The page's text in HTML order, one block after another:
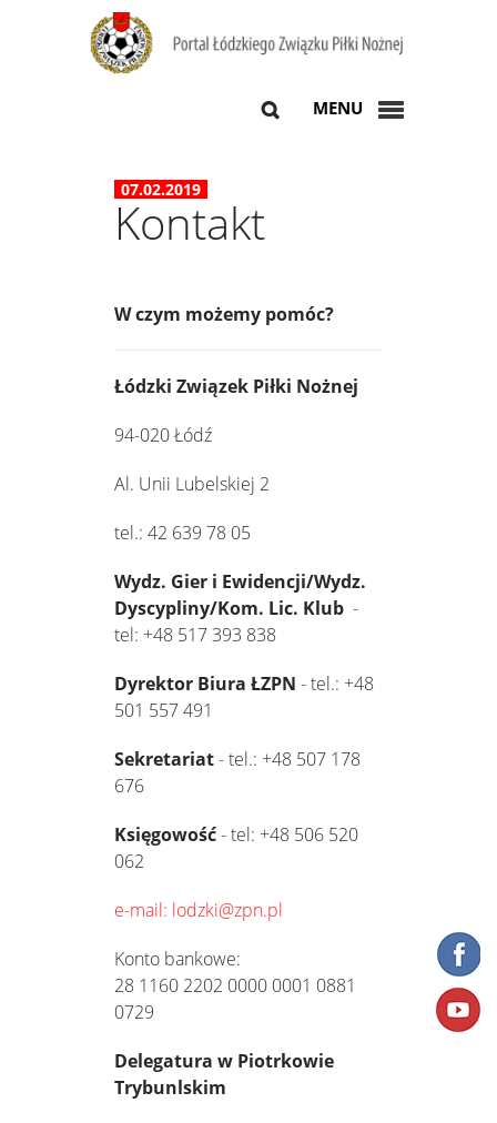
MENU
07.02.2019
Kontakt
W czym możemy pomóc?
Łódzki Związek Piłki Nożnej
94-020 Łódź
Al. Unii Lubelskiej 2
tel.: 42 639 78 05
Wydz. Gier i Ewidencji/Wydz.
Dyscypliny/Kom. Lic. Klub -
tel: +48 517 393 838
Dyrektor Biura ŁZPN - tel.: +48
501 557 491
Sekretariat- tel.: +48 507 178
676
Księgowość- tel: +48 506 520
062
e-mail: lodzki@zpn.pl
Konto bankowe:
28 1160 2202 0000 0001 0881
0729
Delegatura w Piotrkowie
Trybunlskim